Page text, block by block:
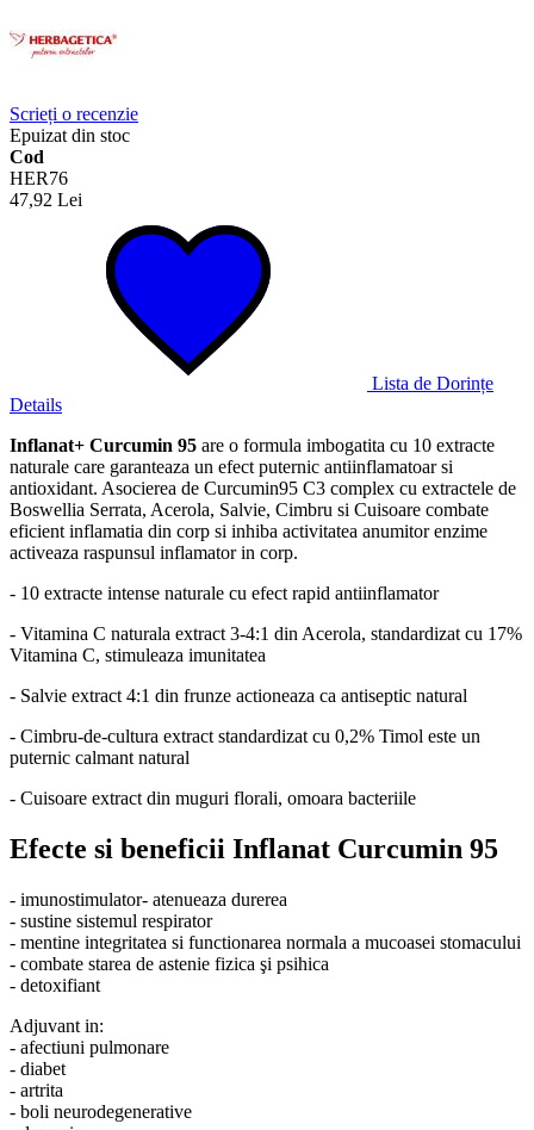
Scrieți o recenzie
Epuizat din stoc
Cod
HER76
47,92 Lei
Lista de Dorințe
Details
Inflanat+ Curcumin 95 are o formula imbogatita cu 10 extracte
naturale care garanteaza un efect puternic antiinflamatoar si
antioxidant. Asocierea de Curcumin95 C3 complex cu extractele de
Boswellia Serrata, Acerola, Salvie, Cimbru si Cuisoare combate
eficient inflamatia din corp si inhiba activitatea anumitor enzime
activeaza raspunsul inflamator in corp.
- 10 extracte intense naturale cu efect rapid antiinflamator
- Vitamina C naturala extract 3-4:1 din Acerola, standardizat cu 17%
Vitamina C, stimuleaza imunitatea
- Salvie extract 4:1 din frunze actioneaza ca antiseptic natural
- Cimbru-de-cultura extract standardizat cu 0,2% Timol este un
puternic calmant natural
- Cuisoare extract din muguri florali, omoara bacteriile
Efecte si beneficii Inflanat Curcumin 95
- imunostimulator- atenueaza durerea
- sustine sistemul respirator
- mentine integritatea si functionarea normala a mucoasei stomacului
- combate starea de astenie fizica şi psihica
- detoxifiant
Adjuvant in:
- afectiuni pulmonare
- diabet
- artrita
- boli neurodegenerative